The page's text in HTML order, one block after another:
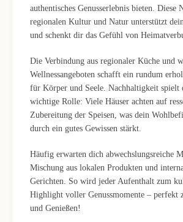
authentisches Genusserlebnis bieten. Diese
regionalen Kultur und Natur unterstützt
und schenkt dir das Gefühl von
Die Verbindung aus regionaler Küche und
Wellnessangeboten schafft ein rundum
für Körper und Seele. Nachhaltigkeit spielt
wichtige Rolle: Viele Häuser achten auf
Zubereitung der Speisen, was dein
durch ein gutes Gewissen stärkt.
Häufig erwarten dich abwechslungsreiche
Mischung aus lokalen Produkten und
Gerichten. So wird jeder Aufenthalt zum
Highlight voller Genussmomente – perfekt
und Genießen!